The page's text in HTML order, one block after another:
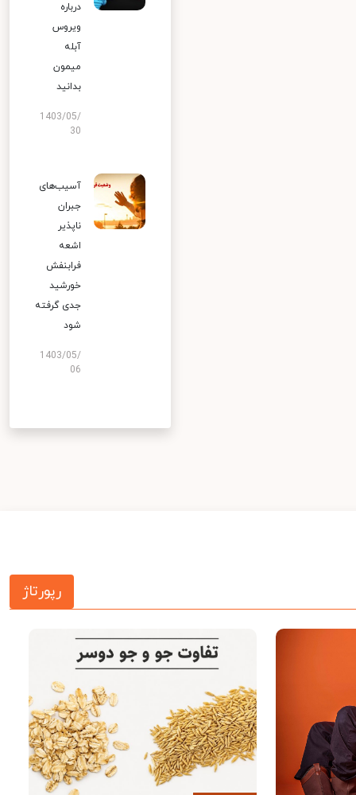
درباره
ویروس
آبله
میمون
بدانید
1403/05/
30
آسیب‌های
جبران
ناپذیر
اشعه
فرابنفش
خورشید
جدی گرفته
شود
1403/05/
06
رپورتاژ